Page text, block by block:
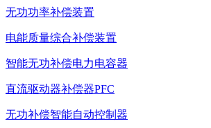
无功功率补偿装置
电能质量综合补偿装置
智能无功补偿电力电容器
直流驱动器补偿器PFC
无功补偿智能自动控制器